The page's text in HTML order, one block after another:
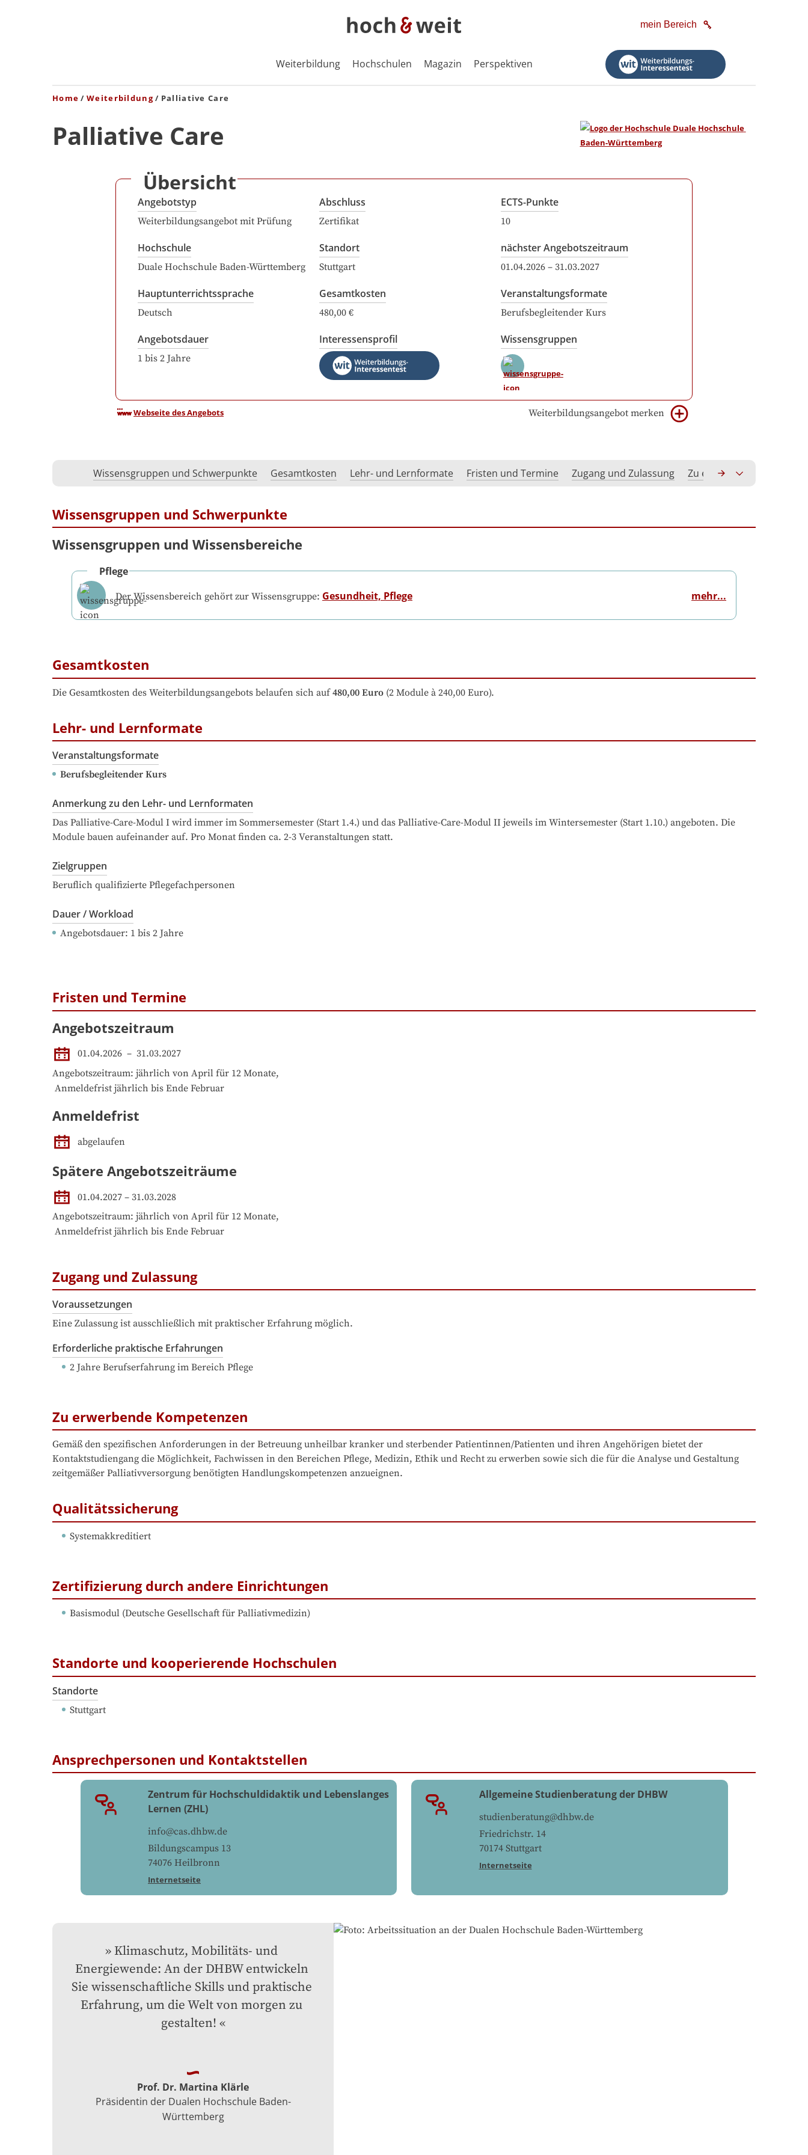
mein Bereich
Weiterbildung Hochschulen Magazin Perspektiven
Home Weiterbildung Palliative Care
Palliative Care
Übersicht
Angebotstyp
Weiterbildungsangebot mit Prüfung
Abschluss
Zertifikat
ECTS-Punkte
10
Hochschule
Duale Hochschule Baden-Württemberg
Standort
Stuttgart
nächster Angebotszeitraum
01.04.2026 – 31.03.2027
Hauptunterrichtssprache
Deutsch
Gesamtkosten
480,00 €
Veranstaltungsformate
Berufsbegleitender Kurs
Angebotsdauer
1 bis 2 Jahre
Interessensprofil Wissensgruppen
Webseite des Angebots Weiterbildungsangebot merken
Wissensgruppen und Schwerpunkte Gesamtkosten Lehr- und Lernformate Fristen und Termine Zugang und Zulassung Zu erwerbende
Wissensgruppen und Schwerpunkte
Wissensgruppen und Wissensbereiche
Pflege
Der Wissensbereich gehört zur Wissensgruppe: Gesundheit, Pflege mehr...
Gesamtkosten
Die Gesamtkosten des Weiterbildungsangebots belaufen sich auf 480,00 Euro (2 Module à 240,00 Euro).
Lehr- und Lernformate
Veranstaltungsformate
Berufsbegleitender Kurs
Anmerkung zu den Lehr- und Lernformaten
Das Palliative-Care-Modul I wird immer im Sommersemester (Start 1.4.) und das Palliative-Care-Modul II jeweils im Wintersemester (Start 1.10.) angeboten. Die
Module bauen aufeinander auf. Pro Monat finden ca. 2-3 Veranstaltungen statt.
Zielgruppen
Beruflich qualifizierte Pflegefachpersonen
Dauer / Workload
Angebotsdauer: 1 bis 2 Jahre
Fristen und Termine
Angebotszeitraum
01.04.2026 – 31.03.2027
Angebotszeitraum: jährlich von April für 12 Monate,
Anmeldefrist jährlich bis Ende Februar
Anmeldefrist
abgelaufen
Spätere Angebotszeiträume
01.04.2027 – 31.03.2028
Angebotszeitraum: jährlich von April für 12 Monate,
Anmeldefrist jährlich bis Ende Februar
Zugang und Zulassung
Voraussetzungen
Eine Zulassung ist ausschließlich mit praktischer Erfahrung möglich.
Erforderliche praktische Erfahrungen
2 Jahre Berufserfahrung im Bereich Pflege
Zu erwerbende Kompetenzen
Gemäß den spezifischen Anforderungen in der Betreuung unheilbar kranker und sterbender Patientinnen/Patienten und ihren Angehörigen bietet der
Kontaktstudiengang die Möglichkeit, Fachwissen in den Bereichen Pflege, Medizin, Ethik und Recht zu erwerben sowie sich die für die Analyse und Gestaltung
zeitgemäßer Palliativversorgung benötigten Handlungskompetenzen anzueignen.
Qualitätssicherung
Systemakkreditiert
Zertifizierung durch andere Einrichtungen
Basismodul (Deutsche Gesellschaft für Palliativmedizin)
Standorte und kooperierende Hochschulen
Standorte
Stuttgart
Ansprechpersonen und Kontaktstellen
Zentrum für Hochschuldidaktik und Lebenslanges
Lernen (ZHL)
info@cas.dhbw.de
Bildungscampus 13
74076 Heilbronn
Internetseite
Allgemeine Studienberatung der DHBW
studienberatung@dhbw.de
Friedrichstr. 14
70174 Stuttgart
Internetseite
Klimaschutz, Mobilitäts- und
Energiewende: An der DHBW entwickeln
Sie wissenschaftliche Skills und praktische
Erfahrung, um die Welt von morgen zu
gestalten!
Prof. Dr. Martina Klärle
Präsidentin der Dualen Hochschule Baden-
Württemberg